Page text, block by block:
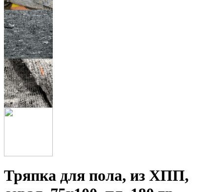
Тряпка для пола, из ХПП,